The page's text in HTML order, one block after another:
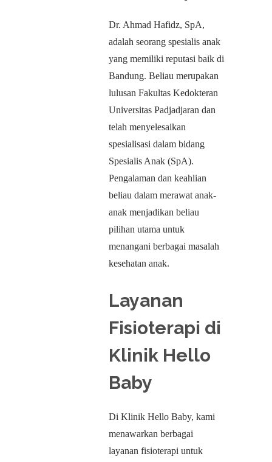
Dr. Ahmad Hafidz, SpA,
adalah seorang spesialis anak
yang memiliki reputasi baik di
Bandung. Beliau merupakan
lulusan Fakultas Kedokteran
Universitas Padjadjaran dan
telah menyelesaikan
spesialisasi dalam bidang
Spesialis Anak (SpA).
Pengalaman dan keahlian
beliau dalam merawat anak-
anak menjadikan beliau
pilihan utama untuk
menangani berbagai masalah
kesehatan anak.
Layanan
Fisioterapi di
Klinik Hello
Baby
Di Klinik Hello Baby, kami
menawarkan berbagai
layanan fisioterapi untuk